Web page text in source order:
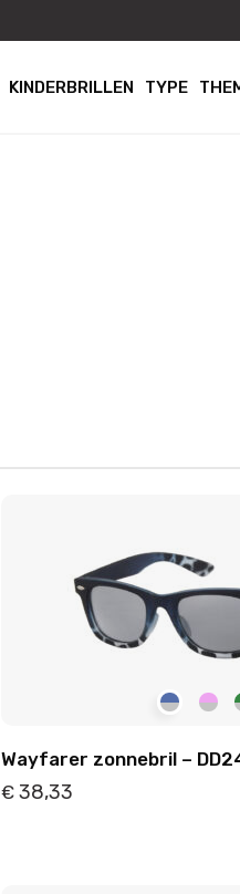
KINDERBRILLEN TYPE
Wayfarer zonnebril –
€38,33